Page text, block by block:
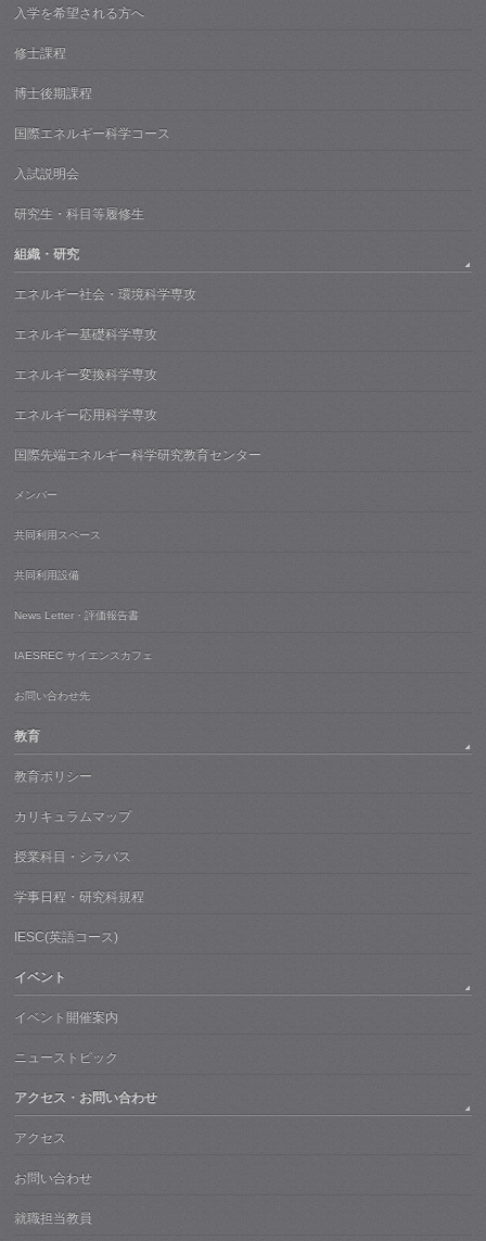
入学を希望される方へ
修士課程
博士後期課程
国際エネルギー科学コース
入試説明会
研究生・科目等履修生
組織・研究
エネルギー社会・環境科学専攻
エネルギー基礎科学専攻
エネルギー変換科学専攻
エネルギー応用科学専攻
国際先端エネルギー科学研究教育センター
メンバー
共同利用スペース
共同利用設備
News Letter・評価報告書
IAESREC サイエンスカフェ
お問い合わせ先
教育
教育ポリシー
カリキュラムマップ
授業科目・シラバス
学事日程・研究科規程
IESC(英語コース)
イベント
イベント開催案内
ニューストピック
アクセス・お問い合わせ
アクセス
お問い合わせ
就職担当教員